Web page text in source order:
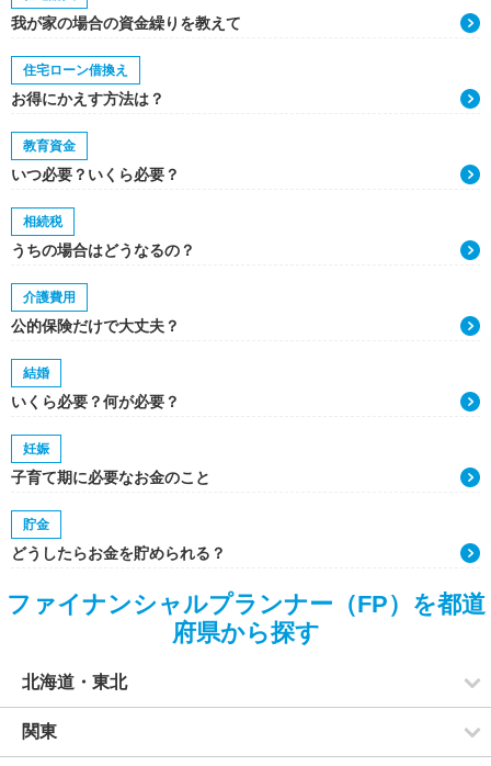
我が家の場合の資金繰りを教えて
住宅ローン借換え
お得にかえす方法は？
教育資金
いつ必要？いくら必要？
相続税
うちの場合はどうなるの？
介護費用
公的保険だけで大丈夫？
結婚
いくら必要？何が必要？
妊娠
子育て期に必要なお金のこと
貯金
どうしたらお金を貯められる？
ファイナンシャルプランナー（FP）を都道
府県から探す
北海道・東北
関東